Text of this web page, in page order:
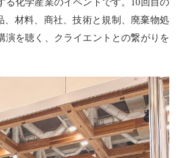
化学産業のイベントです。10回目の
、材料、商社、技術と規制、廃棄物処
を聴く、クライエントとの繋がりを